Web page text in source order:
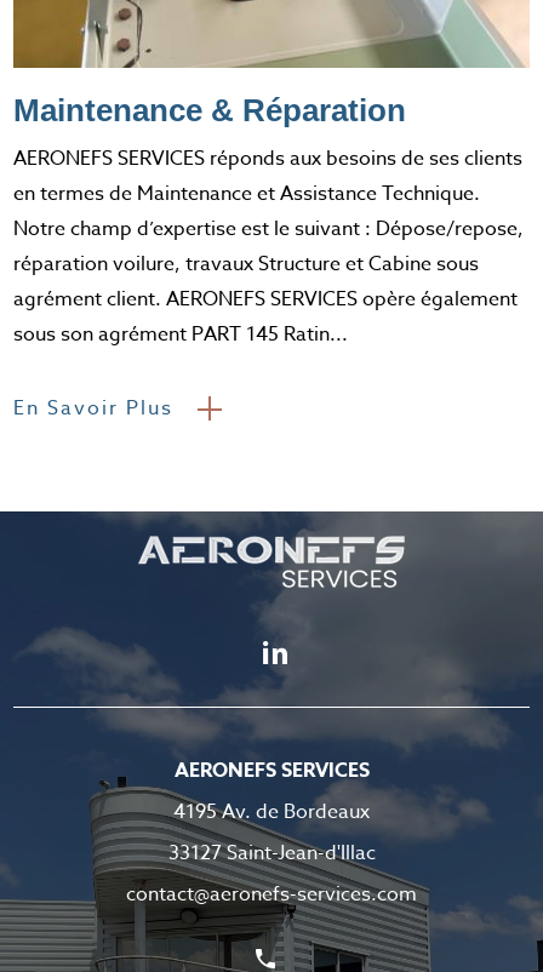
Maintenance & Réparation
AERONEFS SERVICES réponds aux besoins de ses clients
en termes de Maintenance et Assistance Technique.
Notre champ d’expertise est le suivant : Dépose/repose,
réparation voilure, travaux Structure et Cabine sous
agrément client. AERONEFS SERVICES opère également
sous son agrément PART 145 Ratin...
En Savoir Plus
AERONEFS SERVICES
4195 Av. de Bordeaux
33127 Saint-Jean-d'Illac
contact@aeronefs-services.com